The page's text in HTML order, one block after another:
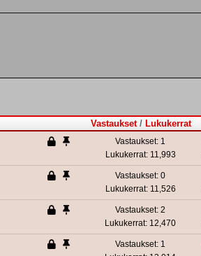
Vastaukset/ Lukukerrat
Vastaukset: 1
Lukukerrat: 11,993
Vastaukset: 0
Lukukerrat: 11,526
Vastaukset: 2
Lukukerrat: 12,470
Vastaukset: 1